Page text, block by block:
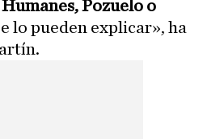
Humanes, Pozuelo o
lo pueden explicar», ha